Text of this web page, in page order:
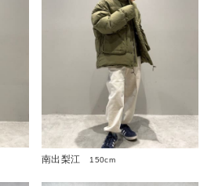
南出梨江 150cm